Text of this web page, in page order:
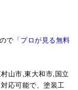
で 「プロが見る無料
山市,東大和市,国立
応可能で、塗装工